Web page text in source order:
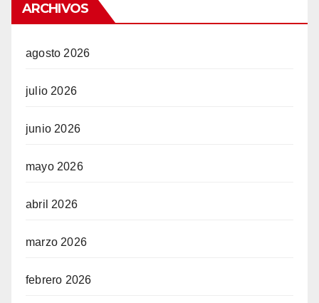
siteler
ARCHIVOS
agosto 2026
julio 2026
junio 2026
mayo 2026
abril 2026
marzo 2026
febrero 2026